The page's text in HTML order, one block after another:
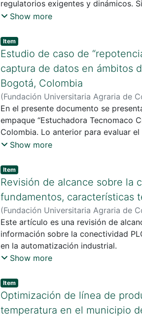
regulatorios exigentes y dinámicos.
integración estructurada de
Show more
Item
Estudio de caso de
captura de datos en ámbitos
Bogotá, Colombia
(Fundación Universitaria Agraria de
Solano, Ricardo
En el presente documento se
empaque “Estuchadora Tecnomaco
Colombia. Lo anterior para evaluar
de producción y costos.
Show more
Item
Revisión de alcance sobre la
fundamentos, características
(Fundación Universitaria Agraria de
Bautista , John Henry;Bautista
Este artículo es una revisión de
información sobre la conectividad
en la automatización industrial.
Show more
Item
Optimización de línea de
temperatura en el municipio